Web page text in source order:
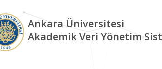
Ankara Üniversitesi
Akademik Veri Yönetim